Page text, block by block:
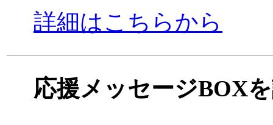
詳細はこちらから
応援メッセージBOX